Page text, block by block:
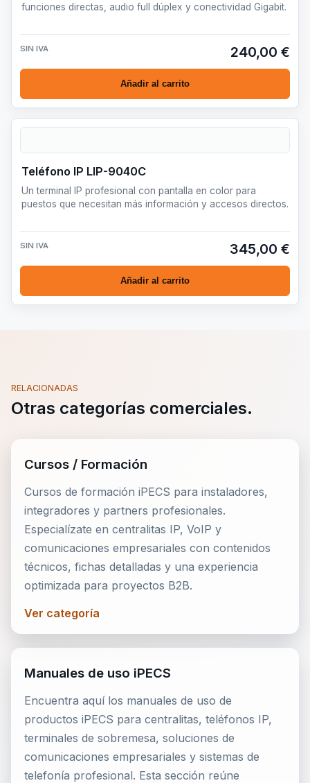
funciones directas, audio full dúplex y conectividad Gigabit.
SIN IVA 240,00 €
Añadir al carrito
Teléfono IP LIP-9040C
Un terminal IP profesional con pantalla en color para
puestos que necesitan más información y accesos directos.
SIN IVA 345,00 €
Añadir al carrito
RELACIONADAS
Otras categorías comerciales.
Cursos / Formación
Cursos de formación iPECS para instaladores,
integradores y partners profesionales.
Especialízate en centralitas IP, VoIP y
comunicaciones empresariales con contenidos
técnicos, fichas detalladas y una experiencia
optimizada para proyectos B2B.
Ver categoría
Manuales de uso iPECS
Encuentra aquí los manuales de uso de
productos iPECS para centralitas, teléfonos IP,
terminales de sobremesa, soluciones de
comunicaciones empresariales y sistemas de
telefonía profesional. Esta sección reúne